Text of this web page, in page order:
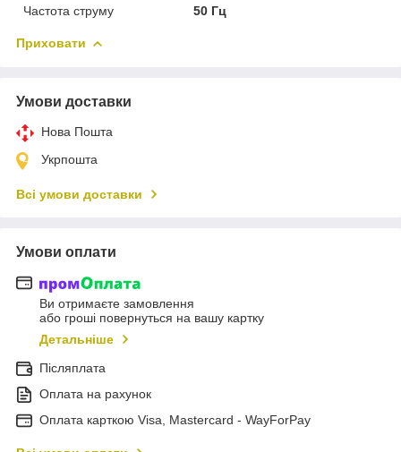
Частота струму
50 Гц
Приховати
Умови доставки
Нова Пошта
Укрпошта
Всі умови доставки
Умови оплати
Ви отримаєте замовлення
або гроші повернуться на вашу картку
Детальніше
Післяплата
Оплата на рахунок
Оплата карткою Visa, Mastercard - WayForPay